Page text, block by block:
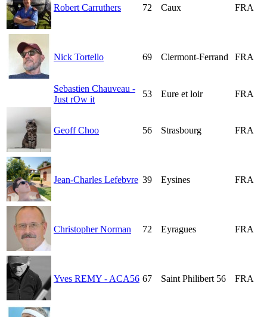
Robert Carruthers 72 Caux FRA
Nick Tortello 69 Clermont-Ferrand FRA
Sebastien Chauveau -
Just rOw it
53 Eure et loir FRA
Geoff Choo 56 Strasbourg FRA
Jean-Charles Lefebvre 39 Eysines FRA
Christopher Norman 72 Eyragues FRA
Yves REMY - ACA56 67 Saint Philibert 56 FRA